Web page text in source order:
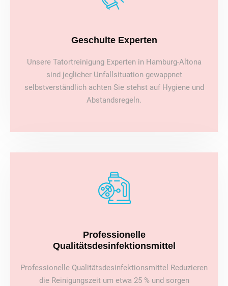
Geschulte Experten
Unsere Tatortreinigung Experten in Hamburg-Altona
sind jeglicher Unfallsituation gewappnet
selbstverständlich achten Sie stehst auf Hygiene und
Abstandsregeln.
Professionelle
Qualitätsdesinfektionsmittel
Professionelle Qualitätsdesinfektionsmittel Reduzieren
die Reinigungszeit um etwa 25 % und sorgen